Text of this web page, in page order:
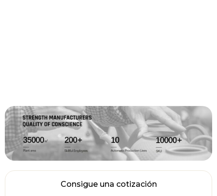
Consigue una cotización